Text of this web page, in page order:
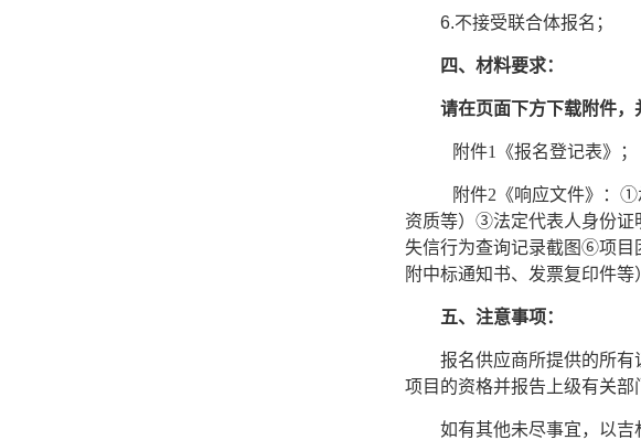
6.不接受联合体报名；
四、材料要求：
请在页面下方下载附件，
附件1《报名登记表》；
附件2《响应文件》： ①
资质等）③法定代表人身份证
失信行为查询记录截图⑥项目
附中标通知书、发票复印件
五、注意事项：
报名供应商所提供的所
项目的资格并报告上级有关部
如有其他未尽事宜，以吉